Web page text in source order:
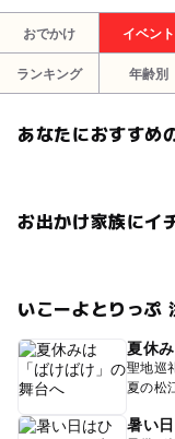
おでかけ イベント
ランキング 年齢別
あなたにおすすめ
お出かけ家族にイ
いこーよとりっぷ
夏休
聖地巡
夏の松
暑い